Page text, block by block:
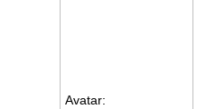
Avatar: